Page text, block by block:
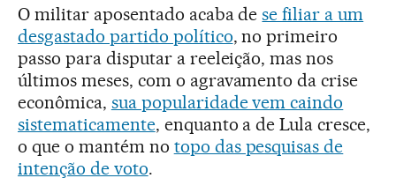
O militar aposentado acaba dese filiar a um
desgastado partido político, no primeiro
passo para disputar a reeleição, mas nos
últimos meses, com o agravamento da crise
econômica, sua popularidade vem caindo
sistematicamente, enquanto a de Lula cresce,
o que o mantém no topo das pesquisas de
intenção de voto.